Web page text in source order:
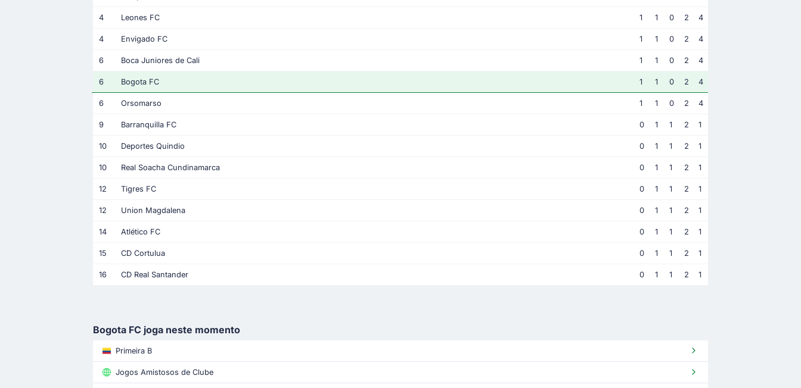
4 Leones FC 1 1 0 2 4
4 Envigado FC 1 1 0 2 4
6 Boca Juniores de Cali 1 1 0 2 4
6 Bogota FC 1 1 0 2 4
6 Orsomarso 1 1 0 2 4
9 Barranquilla FC 0 1 1 2 1
10 Deportes Quindio 0 1 1 2 1
10 Real Soacha Cundinamarca 0 1 1 2 1
12 Tigres FC 0 1 1 2 1
12 Union Magdalena 0 1 1 2 1
14 Atlético FC 0 1 1 2 1
15 CD Cortulua 0 1 1 2 1
16 CD Real Santander 0 1 1 2 1
Bogota FC joga neste momento
Primeira B
Jogos Amistosos de Clube